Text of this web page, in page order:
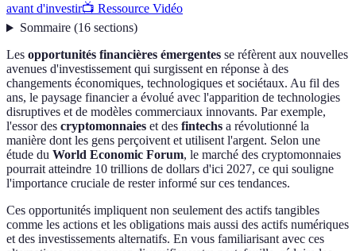
avant d'investir📺 Ressource Vidéo
Sommaire(16 sections)
Les opportunités financières émergentes se réfèrent aux nouvelles
avenues d'investissement qui surgissent en réponse à des
changements économiques, technologiques et sociétaux. Au fil des
ans, le paysage financier a évolué avec l'apparition de technologies
disruptives et de modèles commerciaux innovants. Par exemple,
l'essor des cryptomonnaies et des fintechs a révolutionné la
manière dont les gens perçoivent et utilisent l'argent. Selon une
étude du World Economic Forum, le marché des cryptomonnaies
pourrait atteindre 10 trillions de dollars d'ici 2027, ce qui souligne
l'importance cruciale de rester informé sur ces tendances.
Ces opportunités impliquent non seulement des actifs tangibles
comme les actions et les obligations mais aussi des actifs numériques
et des investissements alternatifs. En vous familiarisant avec ces